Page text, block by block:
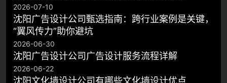
2026-07-10
沈阳广告设计公司甄选指南：跨行业案例是关键，
“翼风传力”助你避坑
2026-06-30
沈阳广告设计公司广告设计服务流程详解
2026-06-22
沈阳文化墙设计公司有哪些文化墙设计优点